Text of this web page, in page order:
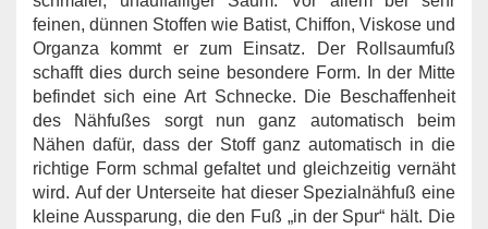
feinen, dünnen Stoffen wie Batist, Chiffon, Viskose und
Organza kommt er zum Einsatz. Der Rollsaumfuß
schafft dies durch seine besondere Form. In der Mitte
befindet sich eine Art Schnecke. Die Beschaffenheit
des Nähfußes sorgt nun ganz automatisch beim
Nähen dafür, dass der Stoff ganz automatisch in die
richtige Form schmal gefaltet und gleichzeitig vernäht
wird. Auf der Unterseite hat dieser Spezialnähfuß eine
kleine Aussparung, die den Fuß „in der Spur“ hält. Die